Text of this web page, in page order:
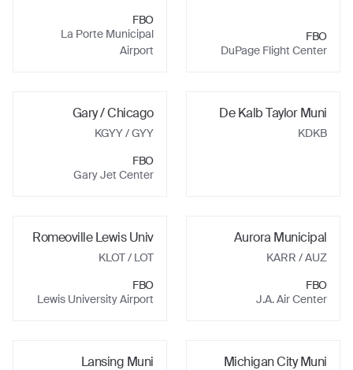
FBO
DuPage Flight Center
FBO
La Porte Municipal
Airport
De Kalb Taylor Muni
KDKB
Gary / Chicago
KGYY/ GYY
FBO
Gary Jet Center
Aurora Municipal
KARR / AUZ
FBO
J.A. Air Center
Romeoville Lewis Univ
KLOT/ LOT
FBO
Lewis University Airport
Michigan City Muni
Lansing Muni